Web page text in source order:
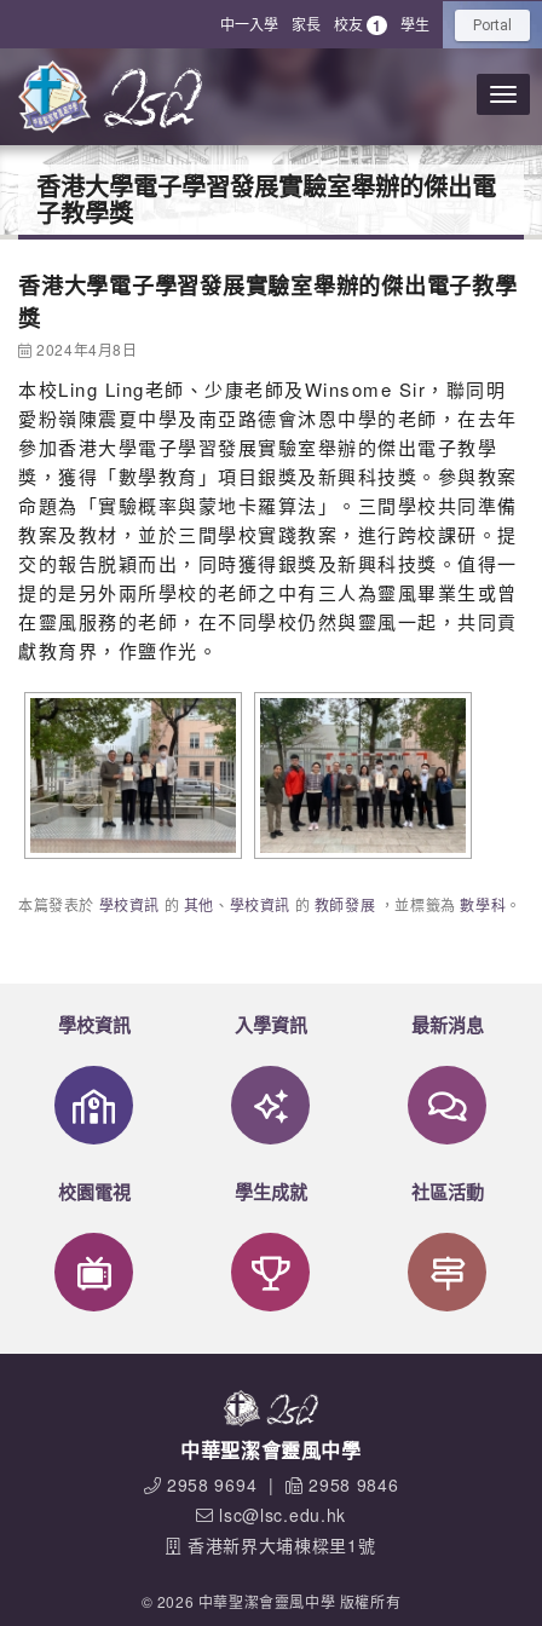
中一入學 家長 校友 1 學生 Portal
香港大學電子學習發展實驗室舉辦的傑出電
子教學獎
香港大學電子學習發展實驗室舉辦的傑出電子教學
獎
2024年4月8日
本校Ling Ling老師、少康老師及Winsome Sir，聯同明
愛粉嶺陳震夏中學及南亞路德會沐恩中學的老師，在去年
參加香港大學電子學習發展實驗室舉辦的傑出電子教學
獎，獲得「數學教育」項目銀獎及新興科技獎。參與教案
命題為「實驗概率與蒙地卡羅算法」。三間學校共同準備
教案及教材，並於三間學校實踐教案，進行跨校課研。提
交的報告脱穎而出，同時獲得銀獎及新興科技獎。值得一
提的是另外兩所學校的老師之中有三人為靈風畢業生或曾
在靈風服務的老師，在不同學校仍然與靈風一起，共同貢
獻教育界，作鹽作光。
本篇發表於 學校資訊 的 其他 、 學校資訊 的 教師發展 ，並標籤為數學科 。
學校資訊 入學資訊 最新消息
校園電視 學生成就 社區活動
中華聖潔會靈風中學
2958 9694 |
2958 9846
lsc@lsc.edu.hk
香港新界大埔棟樑里1號
© 2026 中華聖潔會靈風中學 版權所有